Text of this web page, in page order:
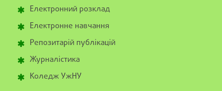
Електронний розклад
Електронне навчання
Репозитарій публікацій
Журналістика
Коледж УжНУ